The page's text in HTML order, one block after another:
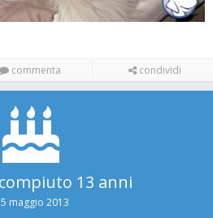
commenta condividi
13 anni
maggio 2013